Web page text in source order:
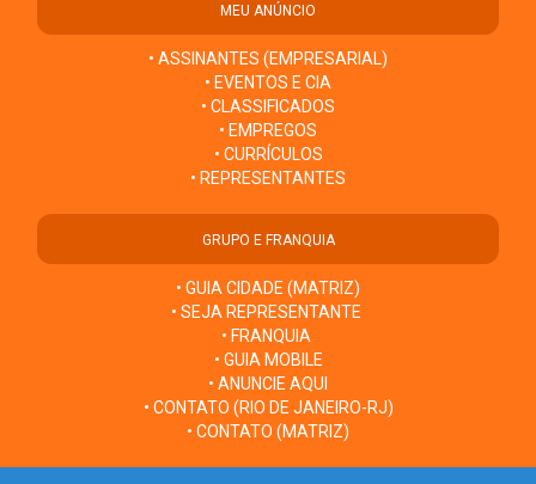
MEU ANÚNCIO
• ASSINANTES (EMPRESARIAL)
• EVENTOS E CIA
• CLASSIFICADOS
• EMPREGOS
• CURRÍCULOS
• REPRESENTANTES
GRUPO E FRANQUIA
• GUIA CIDADE (MATRIZ)
• SEJA REPRESENTANTE
• FRANQUIA
• GUIA MOBILE
• ANUNCIE AQUI
• CONTATO (RIO DE JANEIRO-RJ)
• CONTATO (MATRIZ)